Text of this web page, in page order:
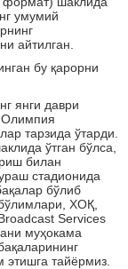
умумий
айтилган.
бу қарорни
янги даври
Олимпия
тарзида ўтарди.
ўтган бўлса,
билан
стадионида
бўлиб
ХОҚ,
Services
муҳокама
этишга тайёрмиз.